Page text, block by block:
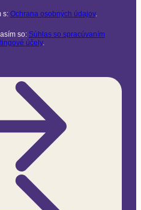
s: Ochrana osobných údajov.
so: Súhlas so spracúvaním
účely.